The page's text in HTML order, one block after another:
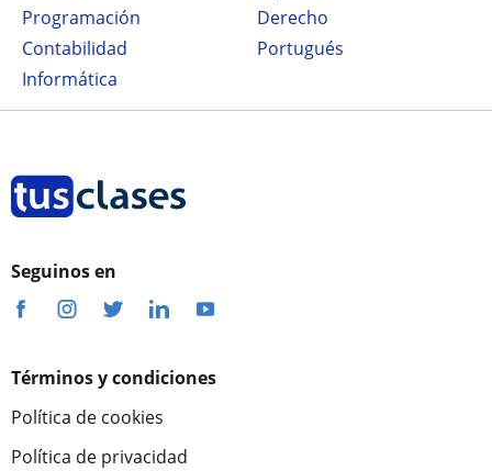
Programación
Derecho
Contabilidad
Portugués
Informática
Seguinos en
Términos y condiciones
Política de cookies
Política de privacidad